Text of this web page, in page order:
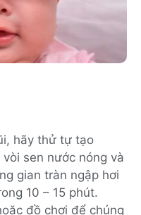
hãy thử tự tạo
sen nước nóng và
gian tràn ngập hơi
10 – 15 phút.
đồ chơi để chúng